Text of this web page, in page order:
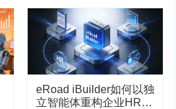
eRoad iBuilder如何以独
立智能体重构企业HR的